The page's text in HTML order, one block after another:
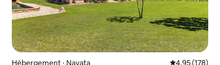
Hébergement ⋅ Navata Évaluation
4,95 (178)